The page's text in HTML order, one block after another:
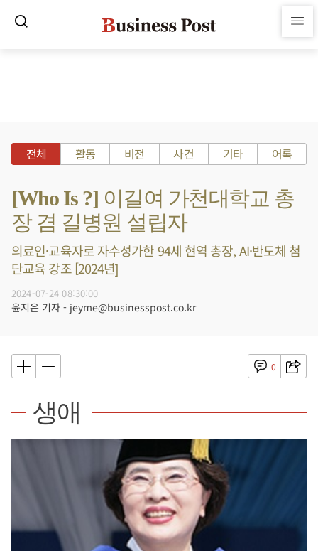
전체 활동 비전 사건 기타 어록
[Who Is ?] 이길여 가천대학교 총
장 겸 길병원 설립자
의료인·교육자로 자수성가한 94세 현역 총장, AI·반도체 첨
단교육 강조 [2024년]
2024-07-24 08:30:00
윤지은 기자 - jeyme@businesspost.co.kr
0
생애